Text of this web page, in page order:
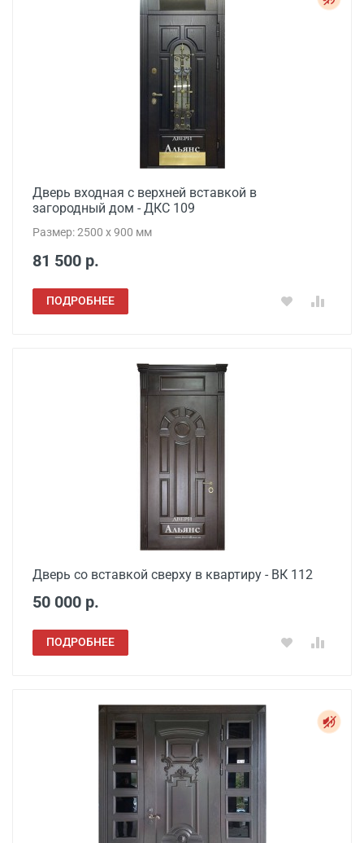
Дверь входная с верхней вставкой в
загородный дом - ДКС 109
Размер: 2500 х 900 мм
81 500 р.
ПОДРОБНЕЕ
Дверь со вставкой сверху в квартиру - ВК 112
50 000 р.
ПОДРОБНЕЕ